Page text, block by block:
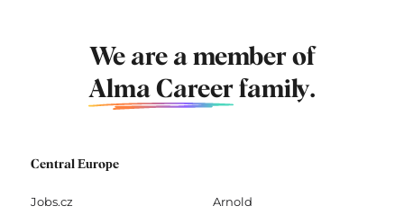
We are a member of
Alma Career family.
Central Europe
Jobs.cz
Arnold